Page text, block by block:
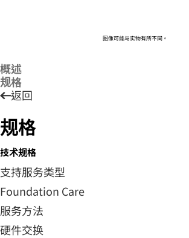
图像可能与实物有所不同。
概述
规格
返回
规格
技术规格
支持服务类型
Foundation Care
服务方法
硬件交换